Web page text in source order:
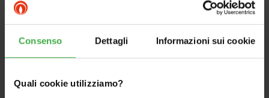
Consenso Dettagli Informazioni sui cookie
Quali cookie utilizziamo?